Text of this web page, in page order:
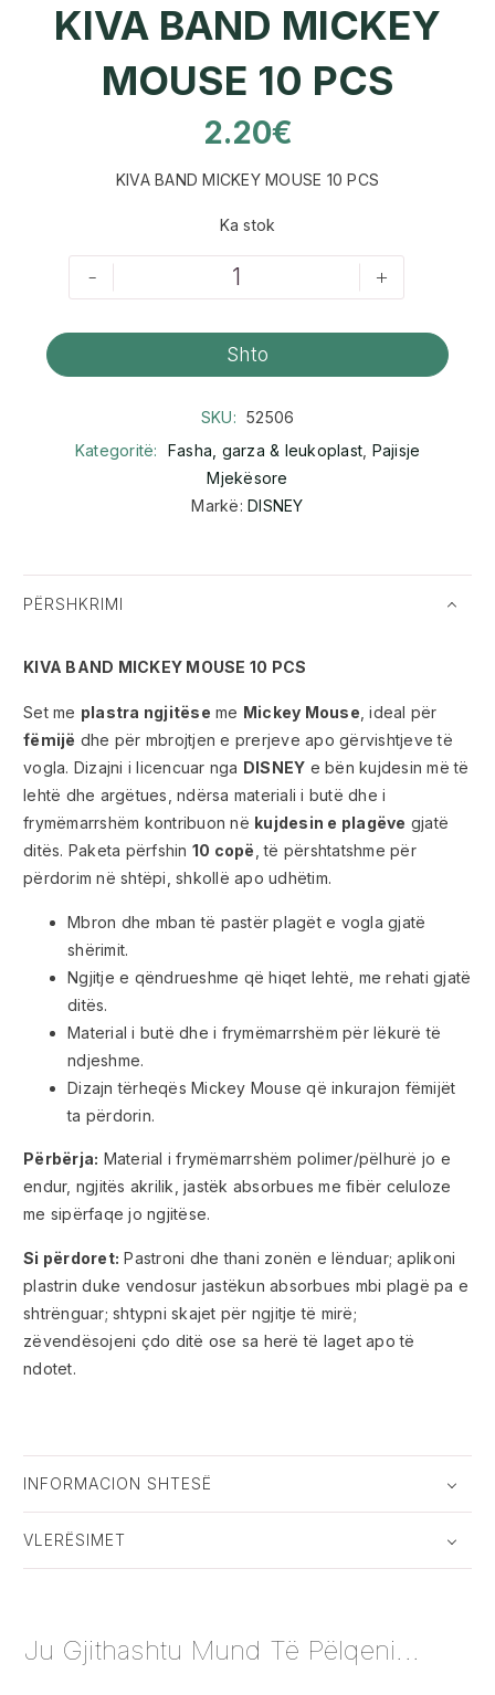
KIVA BAND MICKEY
MOUSE 10 PCS
2.20€
KIVA BAND MICKEY MOUSE 10 PCS
Ka stok
- +
Shto
SKU: 52506
Kategoritë:
Fasha, garza & leukoplast Pajisje
Mjekësore
Markë:DISNEY
PËRSHKRIMI
KIVA BAND MICKEY MOUSE 10 PCS
Set me plastra ngjitëse me Mickey Mouse , ideal për
fëmijë dhe për mbrojtjen e prerjeve apo gërvishtjeve të
vogla. Dizajni i licencuar nga DISNEY e bën kujdesin më të
lehtë dhe argëtues, ndërsa materiali i butë dhe i
frymëmarrshëm kontribuon në kujdesin e plagëve gjatë
ditës. Paketa përfshin 10 copë , të përshtatshme për
përdorim në shtëpi, shkollë apo udhëtim.
Mbron dhe mban të pastër plagët e vogla gjatë
shërimit.
Ngjitje e qëndrueshme që hiqet lehtë, me rehati gjatë
ditës.
Material i butë dhe i frymëmarrshëm për lëkurë të
ndjeshme.
Dizajn tërheqës Mickey Mouse që inkurajon fëmijët
ta përdorin.
Përbërja: Material i frymëmarrshëm polimer/pëlhurë jo e
endur, ngjitës akrilik, jastëk absorbues me fibër celuloze
me sipërfaqe jo ngjitëse.
Si përdoret: Pastroni dhe thani zonën e lënduar; aplikoni
plastrin duke vendosur jastëkun absorbues mbi plagë pa e
shtrënguar; shtypni skajet për ngjitje të mirë;
zëvendësojeni çdo ditë ose sa herë të laget apo të
ndotet.
INFORMACION SHTESË
VLERËSIMET
Ju Gjithashtu Mund Të Pëlqeni...